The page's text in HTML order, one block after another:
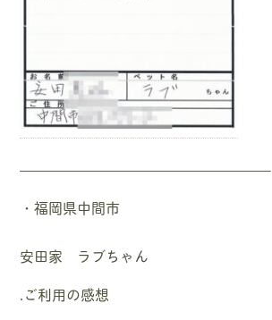
—————————————————–
・福岡県中間市
安田家 ラブちゃん
.ご利用の感想